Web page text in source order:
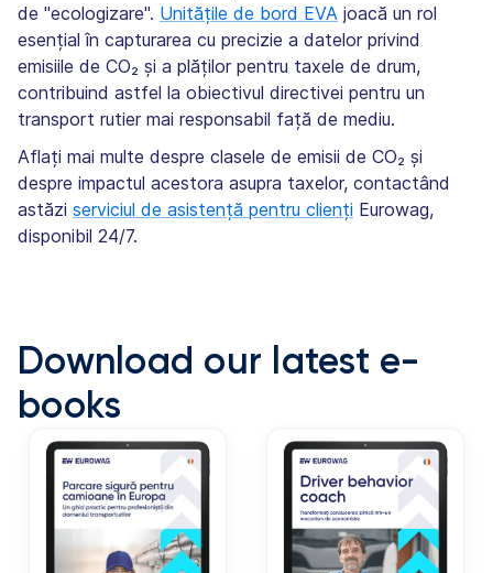
de "ecologizare". Unitățile de bord EVA joacă un rol
esențial în capturarea cu precizie a datelor privind
emisiile de CO₂ și a plăților pentru taxele de drum,
contribuind astfel la obiectivul directivei pentru un
transport rutier mai responsabil față de mediu.
Aflați mai multe despre clasele de emisii de CO₂ și
despre impactul acestora asupra taxelor, contactând
astăzi serviciul de asistență pentru clienți Eurowag,
disponibil 24/7.
Download our latest e-
books